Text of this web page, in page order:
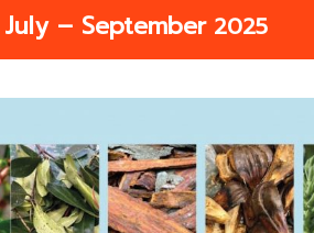
July – September2025